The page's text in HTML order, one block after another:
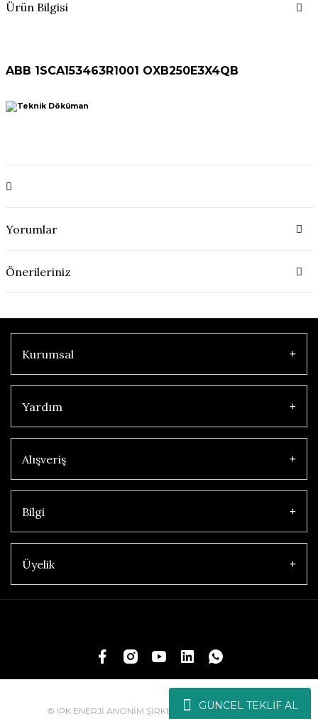
GÜNCEL TEKLİF AL
Ürün Bilgisi
ABB 1SCA153463R1001 OXB250E3X4QB
Yorumlar
Önerileriniz
Kurumsal
Yardım
Alışveriş
Bilgi
Üyelik
© IPK ENERJİ ANONİM ŞİRKETİ | Tüm Hakları Saklıdır.